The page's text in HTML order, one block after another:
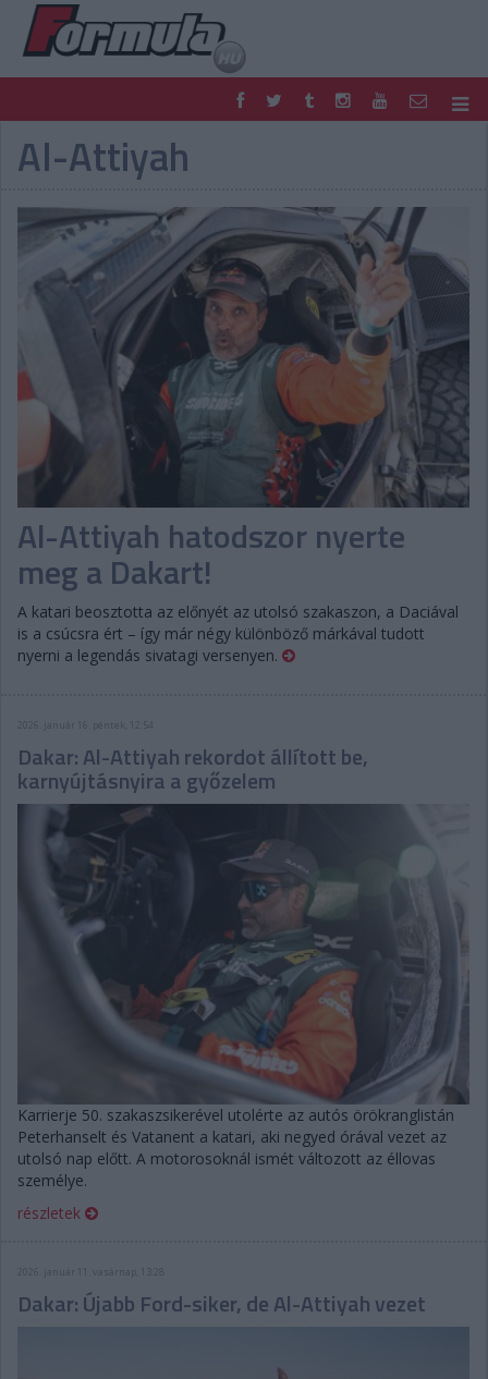
F1
FORMULA
RETRO
EGYÉB
SHOP
LIVE
TIPPJÁTÉK
DIGITÁLIS MAGAZIN
PONTÁLLÁSOK
VERSENYNAPTÁRAK
Al-Attiyah
Al-Attiyah hatodszor nyerte
meg a Dakart!
A katari beosztotta az előnyét az utolsó szakaszon, a Daciával
is a csúcsra ért – így már négy különböző márkával tudott
nyerni a legendás sivatagi versenyen.
2026. január 16. péntek, 12:54
Dakar: Al-Attiyah rekordot állított be,
karnyújtásnyira a győzelem
Karrierje 50. szakaszsikerével utolérte az autós örökranglistán
Peterhanselt és Vatanent a katari, aki negyed órával vezet az
utolsó nap előtt. A motorosoknál ismét változott az éllovas
személye.
részletek
Dakar: Újabb Ford-siker, de Al-Attiyah vezet